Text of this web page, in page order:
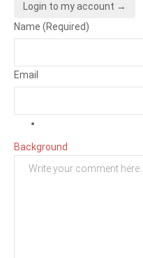
Login to my account →
Name (Required)
Email
Background